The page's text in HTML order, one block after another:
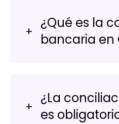
¿Qué es la
bancaria en
¿La
es